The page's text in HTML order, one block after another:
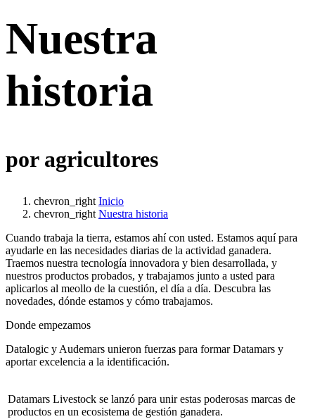
Nuestra
historia
por agricultores
chevron_right Inicio
chevron_right Nuestra historia
Cuando trabaja la tierra, estamos ahí con usted. Estamos aquí para
ayudarle en las necesidades diarias de la actividad ganadera.
Traemos nuestra tecnología innovadora y bien desarrollada, y
nuestros productos probados, y trabajamos junto a usted para
aplicarlos al meollo de la cuestión, el día a día. Descubra las
novedades, dónde estamos y cómo trabajamos.
Donde empezamos
Datalogic y Audemars unieron fuerzas para formar Datamars y
aportar excelencia a la identificación.
Datamars Livestock se lanzó para unir estas poderosas marcas de
productos en un ecosistema de gestión ganadera.